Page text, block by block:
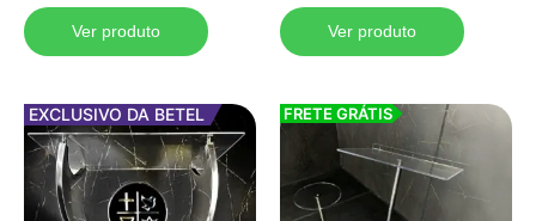
Ver produto Ver produto
EXCLUSIVO DA BETEL FRETE GRÁTIS